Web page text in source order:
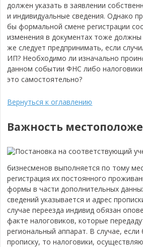
должен указать в заявлении
и индивидуальные сведения. Однако
бы формальной смене регистрации
изменения в документах тоже
же следует предпринимать, если
ИП? Необходимо ли изначально
данном событии ФНС либо
это самостоятельно?
Вернуться к оглавлению
Важность
Постановка на соответствующий
бизнесменов выполняется по тому
регистрация их постоянного
формы в части дополнительных
сведений указывается и адрес
случае переезда индивид обязан
факте налоговиков, которые
региональный аппарат. В случае,
прописку, то налоговики,